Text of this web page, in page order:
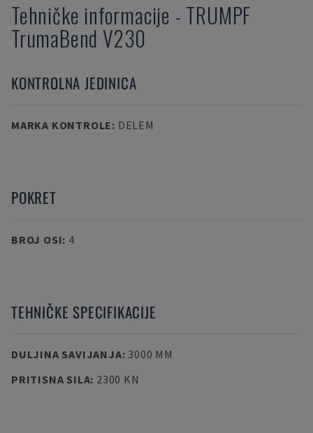
Tehničke informacije - TRUMPF
TrumaBend V230
KONTROLNA JEDINICA
MARKA KONTROLE: DELEM
POKRET
BROJ OSI: 4
TEHNIČKE SPECIFIKACIJE
DULJINA SAVIJANJA: 3000 MM
PRITISNA SILA: 2300 KN